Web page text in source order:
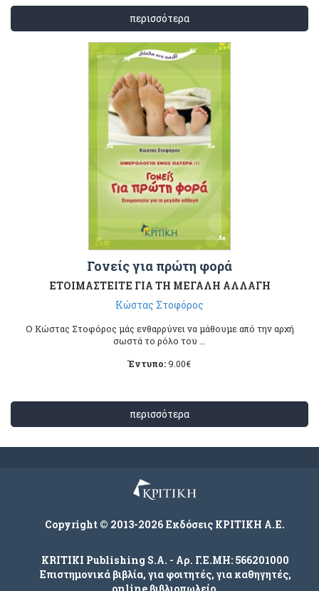
περισσότερα
Γονείς για πρώτη φορά
ΕΤΟΙΜΑΣΤΕΙΤΕ ΓΙΑ ΤΗ ΜΕΓΑΛΗ ΑΛΛΑΓΗ
Κώστας Στοφόρος
Ο Κώστας Στοφόρος μάς ενθαρρύνει να μάθουμε από την αρχή
σωστά το ρόλο του ...
Έντυπο:9.00€
περισσότερα
Copyright © 2013-2026 Εκδόσεις ΚΡΙΤΙΚΗ Α.Ε.
KRITIKI Publishing S.A. - Αρ. Γ.Ε.ΜΗ: 566201000
Επιστημονικά βιβλία, για φοιτητές, για καθηγητές,